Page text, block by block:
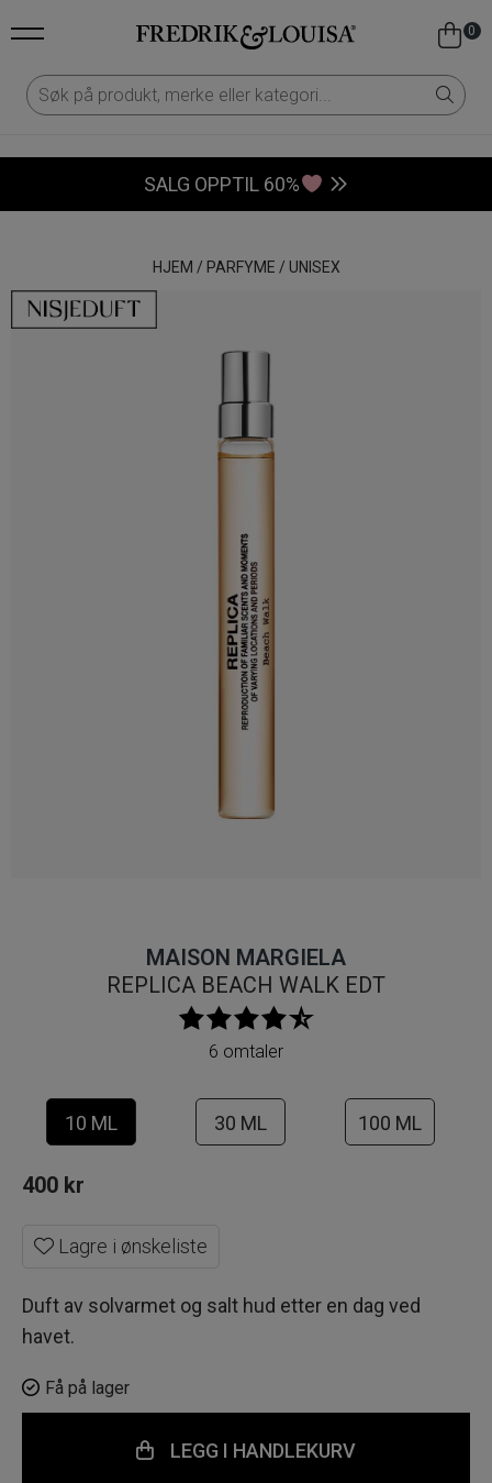
0
SALG OPPTIL 60%
HJEM / PARFYME / UNISEX
MAISON MARGIELA
REPLICA BEACH WALK EDT
6 omtaler
10 ML 30 ML 100 ML
400 kr
Lagre i ønskeliste
Duft av solvarmet og salt hud etter en dag ved
havet.
Få på lager
LEGG I HANDLEKURV